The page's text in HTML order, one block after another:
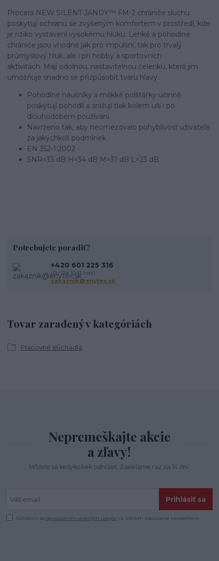
Procera NEW SILENT JANDY™ FM-2 chrániče sluchu
poskytují ochranu se zvýšeným komfortem v prostředí, kde
je riziko vystavení vysokému hluku. Lehké a pohodlné
chrániče jsou vhodné jak pro impulsní, tak pro trvalý
průmyslový hluk, ale i při hobby a sportovních
aktivitách. Mají odolnou, nastavitelnou čelenku, která jim
umožňuje snadno se přizpůsobit tvaru hlavy.
Pohodlné náušníky a měkké polštářky účinně
poskytují pohodlí a snižují tlak kolem uší i po
dlouhodobém používání.
Navrženo tak, aby neomezovalo pohyblivost uživatele
za jakýchkoli podmínek.
EN 352-1:2002
SNR=33 dB H=34 dB M=31 dB L=23 dB
Tovar zaradený v kategóriách
Pracovné slúchadlá
Potrebujete poradiť?
+420 601 225 316
(Po-Pia 10-13 hod.)
zakaznik@enytex.sk
Nepremeškajte akcie
a zľavy!
Môžete sa kedykoľvek odhlásiť. Zasielame raz za 14 dní.
Prihlásiť sa
Súhlasím sospracovaním osobných údajov za účelom zasielania newslettera.